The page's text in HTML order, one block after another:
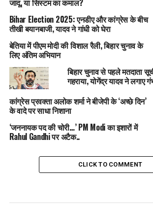
जादू, या सिस्टम का कमाल?
Bihar Election 2025: एनडीए और कांग्रेस के बीच
तीखी बयानबाजी, यादव ने गांधी को घेरा
बेतिया में पीएम मोदी की विशाल रैली, बिहार चुनाव के
लिए अंतिम अभियान
बिहार चुनाव से पहले मतदाता
गहराया, योगेंद्र यादव ने लगाए
कांग्रेस प्रवक्ता अलोक शर्मा ने बीजेपी के ‘अच्छे दिन’
के वादे पर साधा निशाना
‘जननायक पद की चोरी…’ PM Modi का इशारों में
Rahul Gandhi पर अटैक..
CLICK TO COMMENT